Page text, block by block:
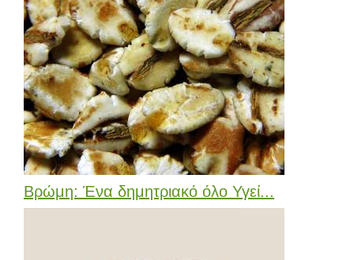
Βρώμη: Ένα δημητριακό όλο Υγεί...